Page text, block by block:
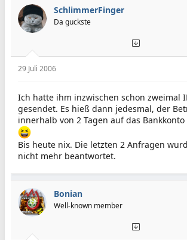
SchlimmerFinger
Da guckste
29 Juli 2006
Ich hatte ihm inzwischen schon zweimal
gesendet. Es hieß dann jedesmal, der
innerhalb von 2 Tagen auf das
Bis heute nix. Die letzten 2 Anfragen
nicht mehr beantwortet.
Bonian
Well-known member